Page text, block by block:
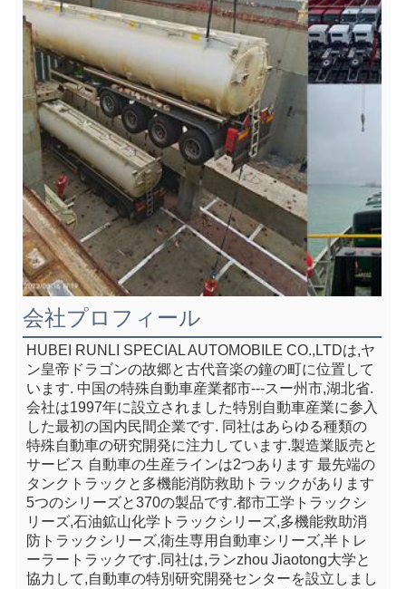
会社プロフィール
HUBEI RUNLI SPECIAL AUTOMOBILE CO.,LTDは,ヤ
ン皇帝ドラゴンの故郷と古代音楽の鐘の町に位置して
います. 中国の特殊自動車産業都市---スー州市,湖北省.
会社は1997年に設立されました特別自動車産業に参入
した最初の国内民間企業です. 同社はあらゆる種類の
特殊自動車の研究開発に注力しています.製造業販売と
サービス 自動車の生産ラインは2つあります 最先端の
タンクトラックと多機能消防救助トラックがあります
5つのシリーズと370の製品です.都市工学トラックシ
リーズ,石油鉱山化学トラックシリーズ,多機能救助消
防トラックシリーズ,衛生専用自動車シリーズ,半トレ
ーラートラックです.同社は,ランzhou Jiaotong大学と
協力して,自動車の特別研究開発センターを設立しまし